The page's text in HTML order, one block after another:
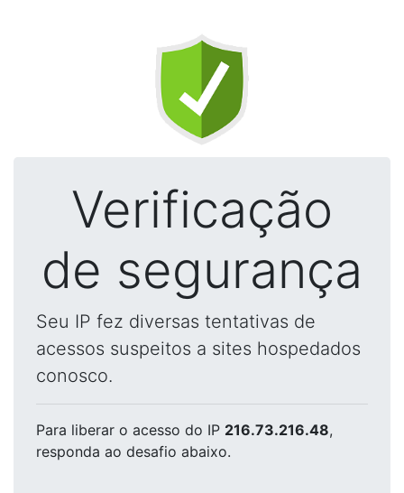
Verificação
de segurança
Seu IP fez diversas tentativas de
acessos suspeitos a sites hospedados
conosco.
Para liberar o acesso do IP 216.73.216.48,
responda ao desafio abaixo.